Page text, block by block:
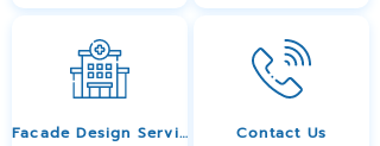
Facade Design Service Contact Us